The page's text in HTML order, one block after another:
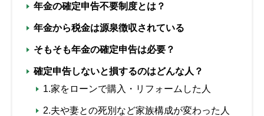
年金の確定申告不要制度とは？
年金から税金は源泉徴収されている
そもそも年金の確定申告は必要？
確定申告しないと損するのはどんな人？
1.家をローンで購入・リフォームした人
2.夫や妻との死別など家族構成が変わった人